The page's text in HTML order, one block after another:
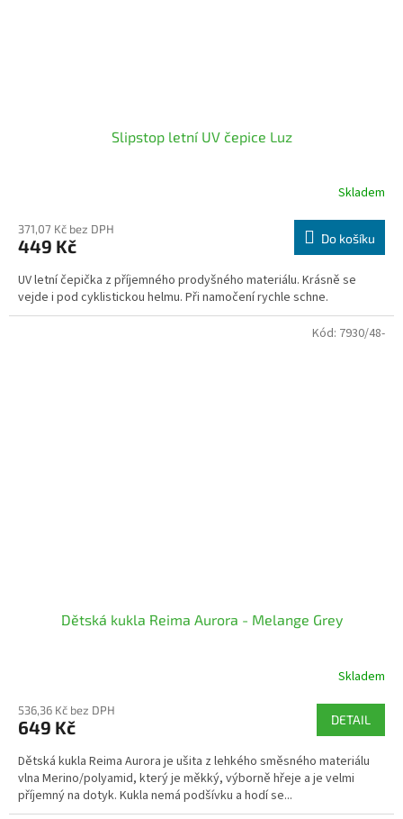
Slipstop letní UV čepice Luz
Skladem
371,07 Kč bez DPH
449 Kč Do košíku
UV letní čepička z příjemného prodyšného materiálu. Krásně se
vejde i pod cyklistickou helmu. Při namočení rychle schne.
Dětská kukla Reima Aurora - Melange Grey
Skladem
536,36 Kč bez DPH
649 Kč DETAIL
Dětská kukla Reima Aurora je ušita z lehkého směsného materiálu
vlna Merino/polyamid, který je měkký, výborně hřeje a je velmi
příjemný na dotyk. Kukla nemá podšívku a hodí se...
Kód: 7930/48-